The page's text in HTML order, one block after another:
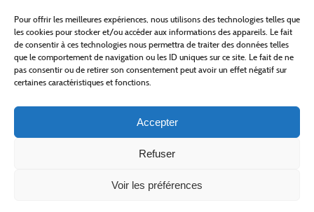
Pour offrir les meilleures expériences, nous utilisons des technologies telles que
les cookies pour stocker et/ou accéder aux informations des appareils. Le fait
de consentir à ces technologies nous permettra de traiter des données telles
que le comportement de navigation ou les ID uniques sur ce site. Le fait de ne
pas consentir ou de retirer son consentement peut avoir un effet négatif sur
certaines caractéristiques et fonctions.
Accepter
Refuser
Voir les préférences
Website co-financed by the European Agricultural Fund for Rural Development
Europe invests in rural areas
Cévennes Tourism Office in Mount Lozère